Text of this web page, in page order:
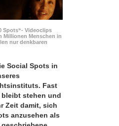
Spots“- Videoclips
Millionen Menschen in
nur denkbaren
Social Spots in
Fast
bleibt stehen und
Zeit damit, sich
anzusehen als